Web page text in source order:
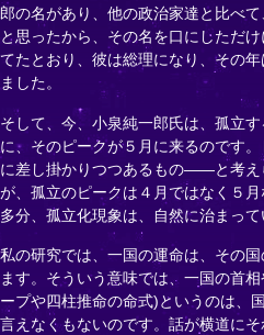
郎の名があり、他の政治家達と比べ
と思ったから、その名を口にしただ
てたとおり、彼は総理になり、その
ました。
そして、今、小泉純一郎氏は、孤立
に、そのピークが５月に来るのです
に差し掛かりつつあるもの――と考え
が、孤立のピークは４月ではなく５
多分、孤立化現象は、自然に治まって
私の研究では、一国の運命は、その
ます。そういう意味では、一国の首
ープや四柱推命の命式)というのは、
言えなくもないのです。話が横道に